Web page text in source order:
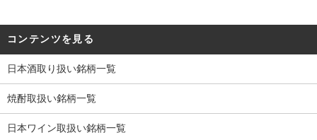
コンテンツを見る
日本酒取り扱い銘柄一覧
焼酎取扱い銘柄一覧
日本ワイン取扱い銘柄一覧